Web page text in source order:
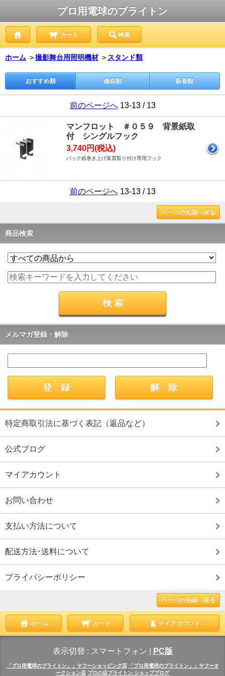
プロ用電球のブライトン
カート 検索
ホーム ＞撮影舞台用照明機材 ＞ スタンド類
おすすめ順 価格順 新着順
前のページへ13-13 / 13
マンフロット ＃０５９ 背景紙取
付 シングルフック
3,740円(税込)
バック紙巻き上げ装置取り付け専用フック
前のページへ13-13 / 13
ページの先頭へ戻る
商品検索
メルマガ登録・解除
特定商取引法に基づく表記（返品など）
公式ブログ
マイアカウント
お問い合わせ
支払い方法について
配送方法･送料について
プライバシーポリシー
ページの先頭へ戻る
ホーム カート マイアカウント
表示切替 : スマートフォン PC版
「プロ用電球のブライトン」」ヤフーショッピング店
「プロ用電球のブライトン」」ヤフーオ
ークション店 プロの店ブライトン ショップブログ